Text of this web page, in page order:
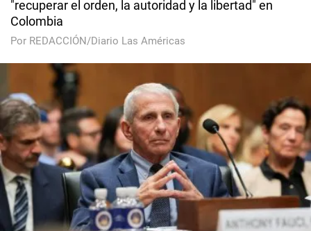
"recuperar el orden, la autoridad y la libertad" en
Colombia
Por REDACCIÓN/Diario Las Américas